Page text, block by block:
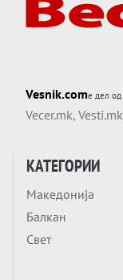
Vesnik.comе дел од
Vecer.mk, Vesti.mk
КАТЕГОРИИ
Македонија
Балкан
Свет